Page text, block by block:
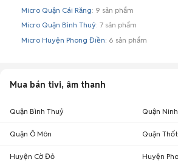
Micro Quận Cái Răng: 9 sản phẩm
Micro Quận Bình Thuỷ: 7 sản phẩm
Micro Huyện Phong Điền: 6 sản phẩm
Mua bán tivi, âm thanh
Quận Bình Thuỷ Quận
Quận Ô Môn Quận
Huyện Cờ Đỏ Huyện